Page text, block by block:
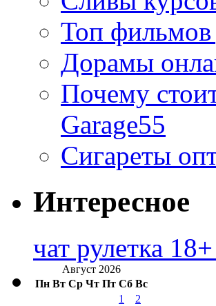
Топ
Дорамы
Почему
Garage55
Сигареты
Интересное
чат рулетка
Август 2026
Пн Вт Ср Чт Пт Сб Вс
1
2